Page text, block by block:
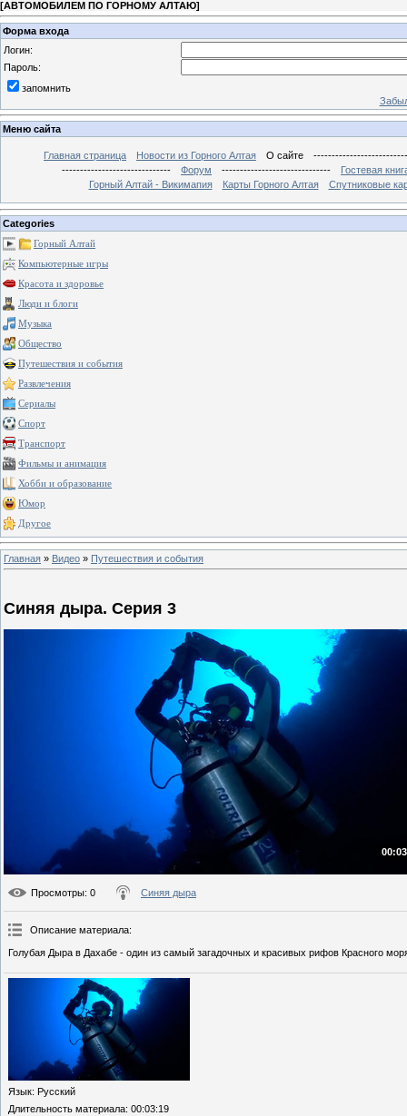
[АВТОМОБИЛЕМ ПО ГОРНОМУ АЛТАЮ]
Форма входа
Логин:
Пароль:
запомнить
Меню сайта
Главная страница Новости из Горного Алтая О сайте
------------------------------
Форум ------------------------------
Гостевая
Горный Алтай - Викимапия
Карты Горного Алтая Спутниковые
Categories
Горный Алтай
Компьютерные игры
Красота и здоровье
Люди и блоги
Музыка
Общество
Путешествия и события
Развлечения
Сериалы
Спорт
Транспорт
Фильмы и анимация
Хобби и образование
Юмор
Другое
Главная » Видео » Путешествия и события
Синяя дыра. Серия 3
Просмотры: 0 Синяя дыра
Описание материала:
Голубая Дыра в Дахабе - один из самый загадочных и красивых рифов Красного
Язык: Русский
Длительность материала: 00:03:19